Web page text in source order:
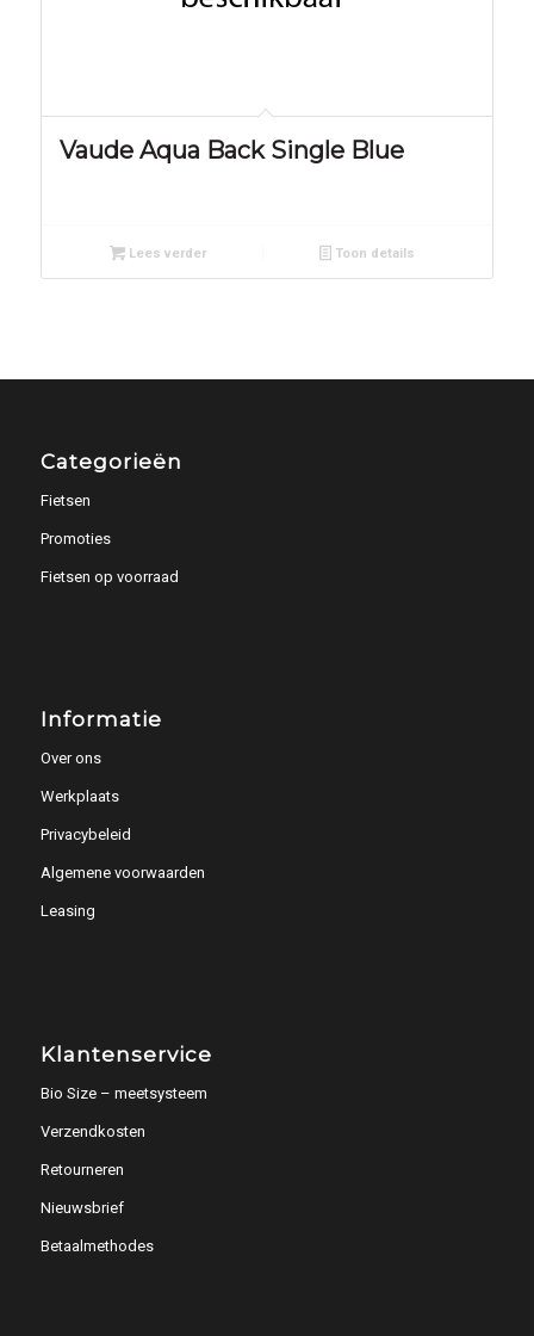
Vaude Aqua Back Single Blue
Lees verder Toon details
Categorieën
Fietsen
Promoties
Fietsen op voorraad
Informatie
Over ons
Werkplaats
Privacybeleid
Algemene voorwaarden
Leasing
Klantenservice
Bio Size – meetsysteem
Verzendkosten
Retourneren
Nieuwsbrief
Betaalmethodes